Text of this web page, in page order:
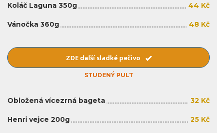
Koláč Laguna 350g 44 Kč
Vánočka 360g 48 Kč
ZDE další sladké pečivo
STUDENÝ PULT
Obložená vícezrná bageta 32 Kč
Henri vejce 200g 25 Kč